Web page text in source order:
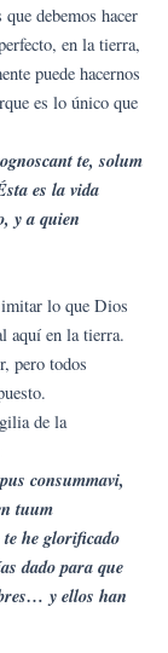
debemos hacer
en la tierra,
puede hacernos
es lo único que
te, solum
es la vida
y a quien
lo que Dios
aquí en la tierra.
pero todos
de la
consummavi,
tuum
he glorificado
dado para que
y ellos han